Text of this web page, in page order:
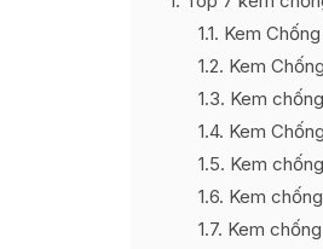
1.1 Kem
1.2 Kem
1.3 Kem
1.4 Kem
1.5 Kem
1.6 Kem
1.7 Kem